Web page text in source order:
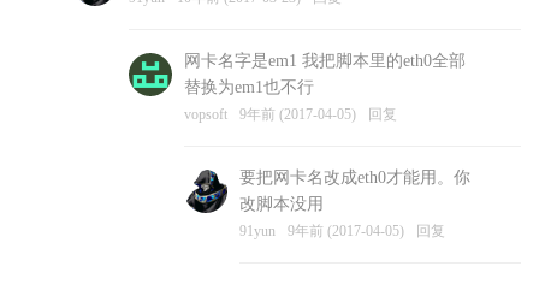
网卡名字是em1 我把脚本里的eth0全部
替换为em1也不行
vopsoft 9年前 (2017-04-05) 回复
要把网卡名改成eth0才能用。你
改脚本没用
91yun 9年前 (2017-04-05) 回复